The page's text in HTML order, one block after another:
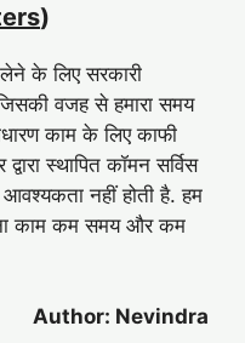
)
के लिए सरकारी
वजह से हमारा समय
काम के लिए काफी
स्थापित कॉमन सर्विस
नहीं होती है. हम
काम कम समय और कम
Author: Nevindra